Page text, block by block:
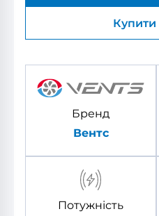
Купити
Бренд
Вентс
Потужність